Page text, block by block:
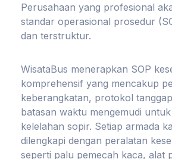
Perusahaan yang profesional
standar operasional prosedur
dan terstruktur.
WisataBus menerapkan SOP
komprehensif yang mencakup
keberangkatan, protokol
batasan waktu mengemudi
kelelahan sopir. Setiap armada
dilengkapi dengan peralatan
seperti palu pemecah kaca, alat